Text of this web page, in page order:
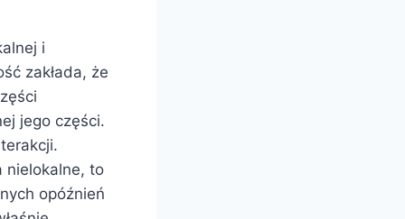
i
zakłada, że
jego części.
nielokalne, to
opóźnień